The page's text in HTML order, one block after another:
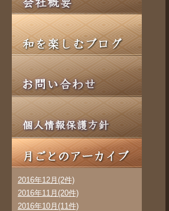
2016年12月(2件)
2016年11月(20件)
2016年10月(11件)